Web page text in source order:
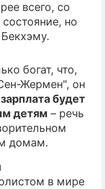
всего, со
но
богат, что,
Жермен", он
будет
детям – речь
домам.
в мире